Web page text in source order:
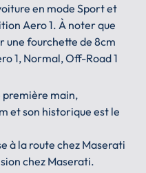
en mode Sport et
Aero 1. À noter que
une fourchette de 8cm
1, Normal, Off-Road 1
première main,
et son historique est le
à la route chez Maserati
chez Maserati.